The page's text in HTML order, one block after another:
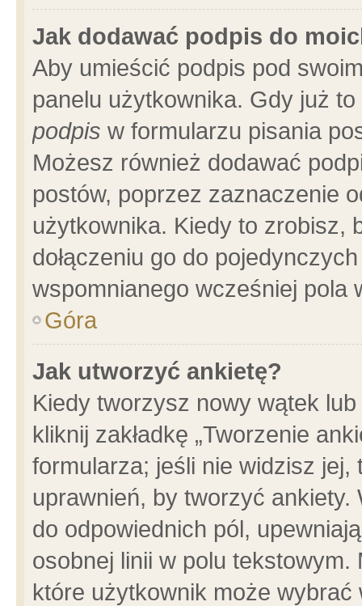
Jak dodawać podpis do
Aby umieścić podpis pod
panelu użytkownika. Gdy już
podpis w formularzu pisania
Możesz również dodawać
postów, poprzez zaznaczenie
użytkownika. Kiedy to zrobisz,
dołączeniu go do
wspomnianego wcześniej pola
Góra
Jak utworzyć ankietę?
Kiedy tworzysz nowy wątek
kliknij zakładkę „Tworzenie
formularza; jeśli nie widzisz
uprawnień, by tworzyć ankiety.
do odpowiednich pól,
osobnej linii w polu
które użytkownik może